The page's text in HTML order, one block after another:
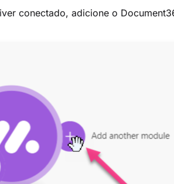
conectado, adicione o